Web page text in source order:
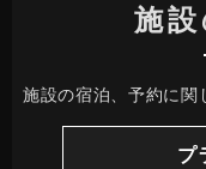
施
施設の宿泊、予約に関
プ